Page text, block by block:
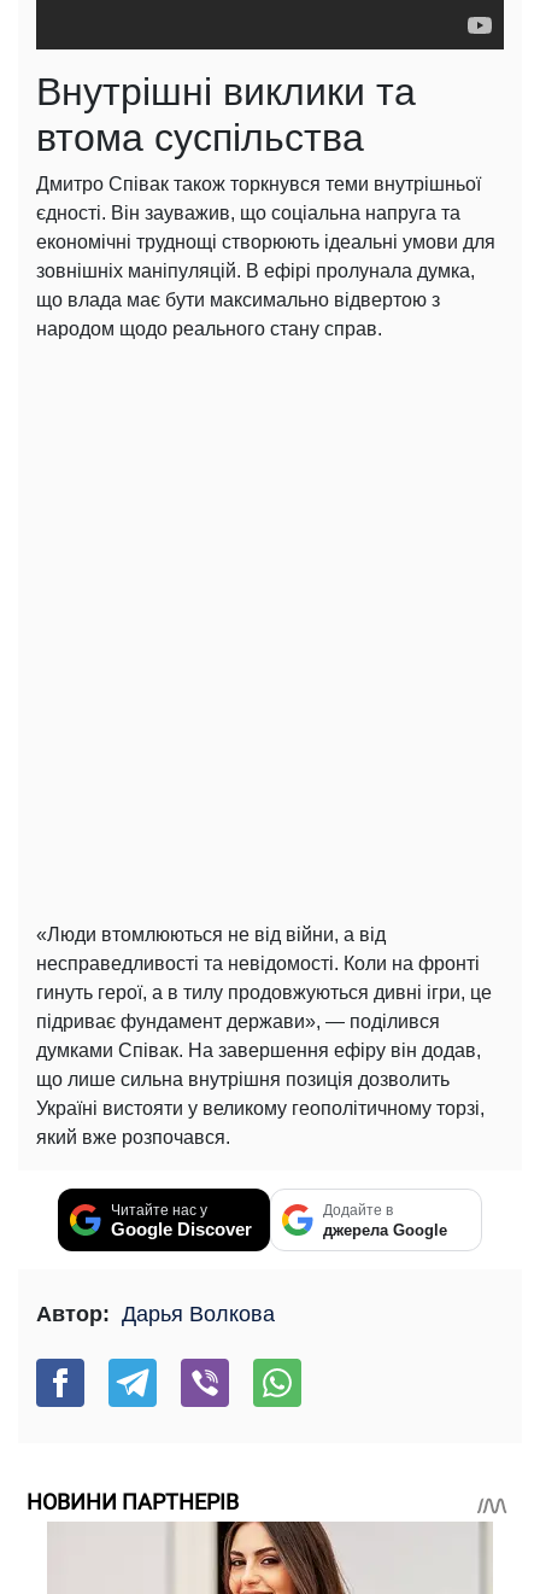
Внутрішні виклики та
втома суспільства
Дмитро Співак також торкнувся теми внутрішньої
єдності. Він зауважив, що соціальна напруга та
економічні труднощі створюють ідеальні умови для
зовнішніх маніпуляцій. В ефірі пролунала думка,
що влада має бути максимально відвертою з
народом щодо реального стану справ.
«Люди втомлюються не від війни, а від
несправедливості та невідомості. Коли на фронті
гинуть герої, а в тилу продовжуються дивні ігри, це
підриває фундамент держави», — поділився
думками Співак. На завершення ефіру він додав,
що лише сильна внутрішня позиція дозволить
Україні вистояти у великому геополітичному торзі,
який вже розпочався.
Читайте нас у
Google Discover
Додайте в
джерела Google
Автор: Дарья Волкова
НОВИНИ ПАРТНЕРІВ